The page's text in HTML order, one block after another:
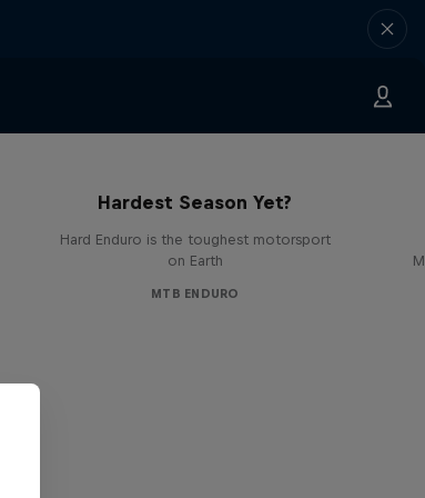
Hardest Season Yet?
Hard Enduro is the toughest motorsport
on Earth
MTB ENDURO